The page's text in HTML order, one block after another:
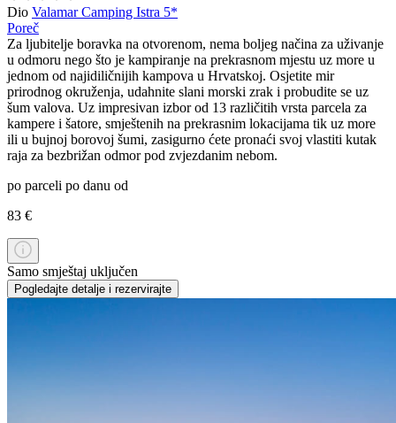
Dio Valamar Camping Istra 5*
Poreč
Za ljubitelje boravka na otvorenom, nema boljeg načina za uživanje
u odmoru nego što je kampiranje na prekrasnom mjestu uz more u
jednom od najidiličnijih kampova u Hrvatskoj. Osjetite mir
prirodnog okruženja, udahnite slani morski zrak i probudite se uz
šum valova. Uz impresivan izbor od 13 različitih vrsta parcela za
kampere i šatore, smještenih na prekrasnim lokacijama tik uz more
ili u bujnoj borovoj šumi, zasigurno ćete pronaći svoj vlastiti kutak
raja za bezbrižan odmor pod zvjezdanim nebom.
po parceli po danu od
83 €
Samo smještaj uključen
Pogledajte detalje i rezervirajte